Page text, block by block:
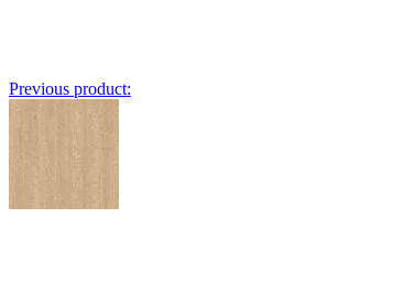
Previous product: